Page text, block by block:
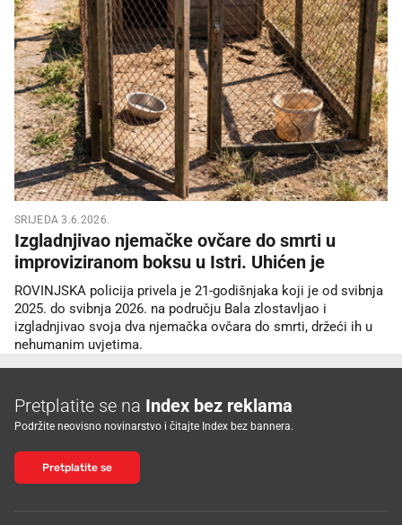
SRIJEDA 3.6.2026.
Izgladnjivao njemačke ovčare do smrti u
improviziranom boksu u Istri. Uhićen je
ROVINJSKA policija privela je 21-godišnjaka koji je od svibnja
2025. do svibnja 2026. na području Bala zlostavljao i
izgladnjivao svoja dva njemačka ovčara do smrti, držeći ih u
nehumanim uvjetima.
Pretplatite se na Index bez reklama
Podržite neovisno novinarstvo i čitajte Index bez bannera.
Pretplatite se